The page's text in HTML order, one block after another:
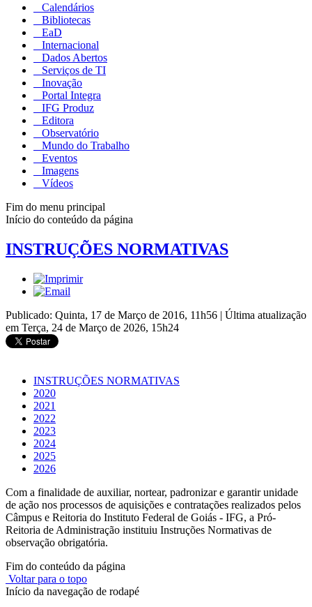
Calendários
Bibliotecas
EaD
Internacional
Dados Abertos
Serviços de TI
Inovação
Portal Integra
IFG Produz
Editora
Observatório
Mundo do Trabalho
Eventos
Imagens
Vídeos
Fim do menu principal
Início do conteúdo da página
INSTRUÇÕES NORMATIVAS
Publicado: Quinta, 17 de Março de 2016, 11h56 | Última atualização
em Terça, 24 de Março de 2026, 15h24
INSTRUÇÕES NORMATIVAS
2020
2021
2022
2023
2024
2025
2026
Com a finalidade de auxiliar, nortear, padronizar e garantir unidade
de ação nos processos de aquisições e contratações realizados pelos
Câmpus e Reitoria do Instituto Federal de Goiás - IFG, a Pró-
Reitoria de Administração instituiu Instruções Normativas de
observação obrigatória.
Fim do conteúdo da página
Voltar para o topo
Início da navegação de rodapé